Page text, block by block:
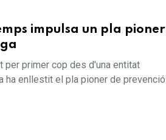
impulsa un pla pioner
per primer cop des d'una entitat
ha enllestit el pla pioner de prevenció